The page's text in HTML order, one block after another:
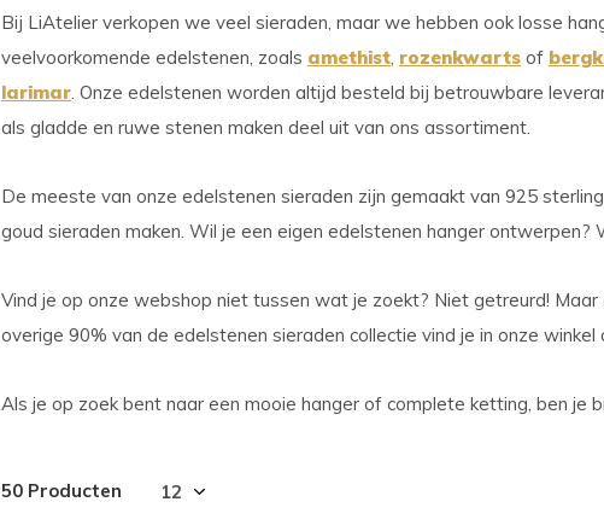
selecteren.
Druk
op
Enter
naar
het
zoekresultaat
te
Als
aanraaktoetsen
Bij LiAtelier verkopen we veel sieraden, maar we hebben ook losse
veelvoorkomende edelstenen, zoals amethist, rozenkwarts of
larimar. Onze edelstenen worden altijd besteld bij betrouwbare
als gladde en ruwe stenen maken deel uit van ons assortiment.
De meeste van onze edelstenen sieraden zijn gemaakt van 925
goud sieraden maken. Wil je een eigen edelstenen hanger ontwerpen?
Vind je op onze webshop niet tussen wat je zoekt? Niet getreurd!
overige 90% van de edelstenen sieraden collectie vind je in onze winkel
Als je op zoek bent naar een mooie hanger of complete ketting, ben je
50 Producten